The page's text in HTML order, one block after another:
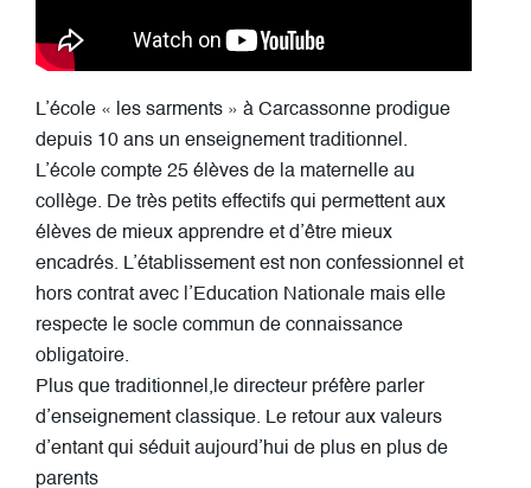
L’école « les sarments » à Carcassonne prodigue
depuis 10 ans un enseignement traditionnel.
L’école compte 25 élèves de la maternelle au
collège. De très petits effectifs qui permettent aux
élèves de mieux apprendre et d’être mieux
encadrés. L’établissement est non confessionnel et
hors contrat avec l’Education Nationale mais elle
respecte le socle commun de connaissance
obligatoire.
Plus que traditionnel,le directeur préfère parler
d’enseignement classique. Le retour aux valeurs
d’entant qui séduit aujourd’hui de plus en plus de
parents